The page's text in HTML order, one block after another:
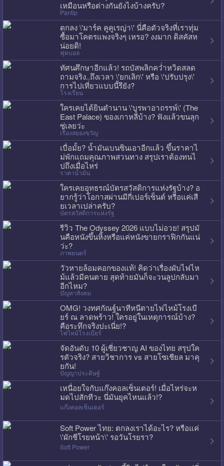
เหมือนหรือต่างกันยังไงบ้างครับ?
Pantip
ตกลง \'มาร์ค คูคูเรญ่า\' นี่คือตัวจริงที่เราทุ่ม
ซื้อมาโคตรแพงจริงๆ เหรอ? งงมาก ดิสคัสห
น่อยดิ!
ฟุตบอล
ทัศนศึกษาอีกแล้ว! รถบัสพลิกคว่ำหวิดสลด
ถามจริง..ถึงเวลา \'ยกเลิก\' หรือ \'ปรับปรุง\'
การไปเที่ยวแบบนี้รึยัง?
โรงเรียน
ใครเคยได้ยินตำนาน \'บูรพาอาถรรพ์\' (The
East Palace) ของเกาหลีบ้าง? ฟังแล้วขนลุก
ซู่เลยว่ะ
เรื่องสยองขวัญ
เบื่อมั้ย? น้ำมันเบนซินเอาอีกแล้ว ขึ้นราคาไ
ม่พักแถมคุณภาพสวนทาง สรุปเราต้องทนไ
ปถึงเมื่อไหร่
ราคาน้ำมัน
ใครเคยอุทธรณ์บัตรสวัสดิการแห่งรัฐบ้าง? อ
ยากรู้ว่าโอกาสผ่านมีกี่เปอร์เซ็นต์ หรือแค่เสี
ยเวลาเปล่าครับ?
บัตรสวัสดิการแห่งรัฐ
รีวิว The Odyssey 2026 แบบไม่อวย! สรุปมั
นคือหนังขึ้นหิ้งหรือแค่หนังขายกราฟิกกันแน่
ว่ะ?
ภาพยนตร์
วัวหายล้อมคอกของแท้! คิดว่าเรื่องผับไฟไห
ม้แล้วมีคนตาย สุดท้ายมันก็จะวนลูปกลับมา
อีกไหม?
ปัญหาสังคม
OMG! วงทศกัณฐ์นาทีหนีตายไฟไหม้โรงเบี
ยร์ ณ ลาดพร้าว! ใครอยู่ในเหตุการณ์บ้าง?
คือระทึกจริงปะเนี่ย!?
ไฟไหม้โรงเบียร์
จัดอันดับ 10 ผู้เชี่ยวชาญ AI ของไทย สรุปใค
รตัวจริง? สายวิชาการ vs สายโซเชียล มาคุ
ยกัน!
ปัญญาประดิษฐ์
เหนื่อยใจกับแก๊งคอลเซ็นเตอร์! เมื่อไหร่จะห
มดไปสักทีวะ นี่มันยุคไหนแล้ว!?
แก๊งคอลเซ็นเตอร์
Soft Power ไทย: ตกลงเราได้อะไร? หรือแค่
\'ผักชีโรยหน้า\' รอวันโรยรา?
Soft Power